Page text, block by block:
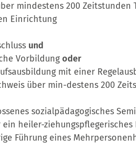
mindestens 200
Einrichtung
und
Vorbildungoder
mit einer
über min-destens 200
sozialpädagogisches
heiler-ziehungspflegerisches
Führung eines